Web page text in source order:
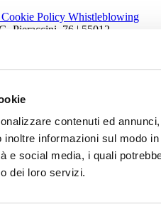
contenuti ed
inoltre informazioni sul modo
e social media, i quali
dei loro servizi.
Cookie Policy Whistleblowing
Pieraccini, 76 | 55012
01387320466 | CCIAA e
€ i.v.